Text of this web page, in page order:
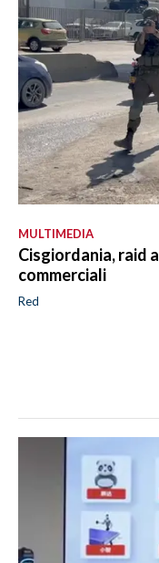
MULTIMEDIA
Cisgiordania, raid
commerciali
Red